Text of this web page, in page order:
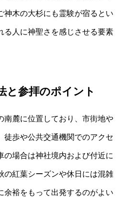
神木の大杉にも霊験が宿るとい
る人に神聖さを感じさせる要素
と参拝のポイント
南麓に位置しており、市街地や
徒歩や公共交通機関でのアクセ
の場合は神社境内および付近に
の紅葉シーズンや休日には混雑
余裕をもって出発するのがよい